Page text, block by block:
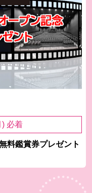
必着
料鑑賞券プレゼント